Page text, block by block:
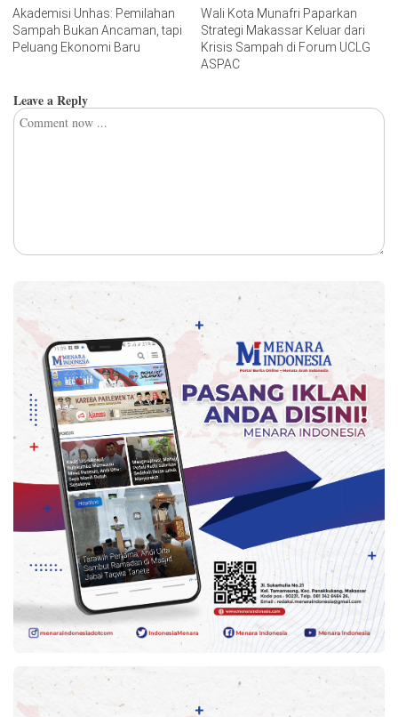
Akademisi Unhas: Pemilahan
Sampah Bukan Ancaman, tapi
Peluang Ekonomi Baru
Wali Kota Munafri Paparkan
Strategi Makassar Keluar dari
Krisis Sampah di Forum UCLG
ASPAC
Leave a Reply